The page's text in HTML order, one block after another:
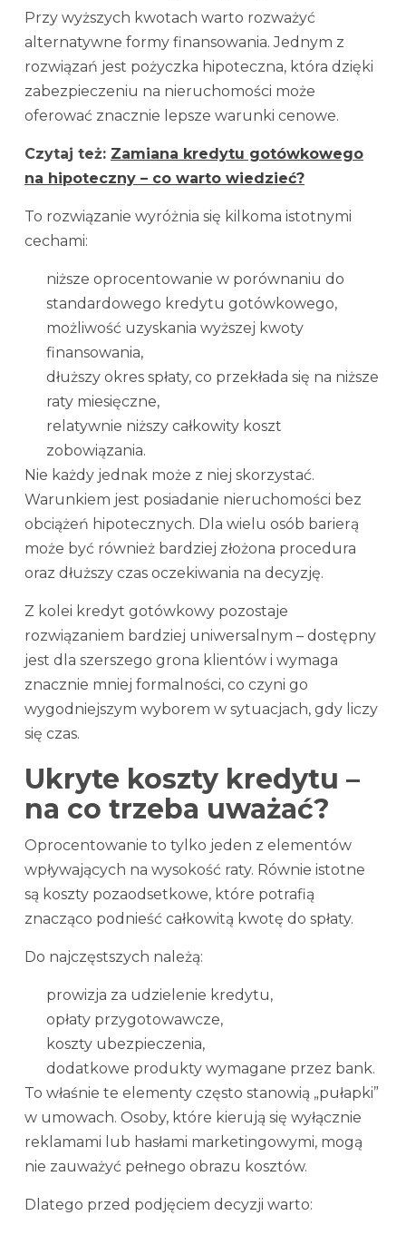
Przy wyższych kwotach warto rozważyć
alternatywne formy finansowania. Jednym z
rozwiązań jest pożyczka hipoteczna, która dzięki
zabezpieczeniu na nieruchomości może
oferować znacznie lepsze warunki cenowe.
Czytaj też: Zamiana kredytu gotówkowego
na hipoteczny – co warto wiedzieć?
To rozwiązanie wyróżnia się kilkoma istotnymi
cechami:
niższe oprocentowanie w porównaniu do
standardowego kredytu gotówkowego,
możliwość uzyskania wyższej kwoty
finansowania,
dłuższy okres spłaty, co przekłada się na niższe
raty miesięczne,
relatywnie niższy całkowity koszt
zobowiązania.
Nie każdy jednak może z niej skorzystać.
Warunkiem jest posiadanie nieruchomości bez
obciążeń hipotecznych. Dla wielu osób barierą
może być również bardziej złożona procedura
oraz dłuższy czas oczekiwania na decyzję.
Z kolei kredyt gotówkowy pozostaje
rozwiązaniem bardziej uniwersalnym – dostępny
jest dla szerszego grona klientów i wymaga
znacznie mniej formalności, co czyni go
wygodniejszym wyborem w sytuacjach, gdy liczy
się czas.
Ukryte koszty kredytu –
na co trzeba uważać?
Oprocentowanie to tylko jeden z elementów
wpływających na wysokość raty. Równie istotne
są koszty pozaodsetkowe, które potrafią
znacząco podnieść całkowitą kwotę do spłaty.
Do najczęstszych należą:
prowizja za udzielenie kredytu,
opłaty przygotowawcze,
koszty ubezpieczenia,
dodatkowe produkty wymagane przez bank.
To właśnie te elementy często stanowią „pułapki”
w umowach. Osoby, które kierują się wyłącznie
reklamami lub hasłami marketingowymi, mogą
nie zauważyć pełnego obrazu kosztów.
Dlatego przed podjęciem decyzji warto: